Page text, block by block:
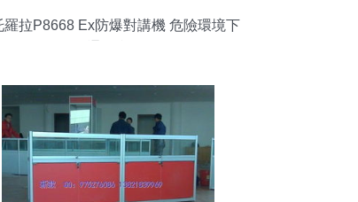
羅拉P8668 Ex防爆對講機 危險環境下